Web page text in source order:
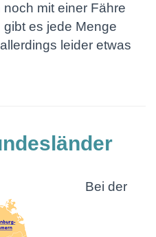
mit einer Fähre
es jede Menge
leider etwas
Bei der